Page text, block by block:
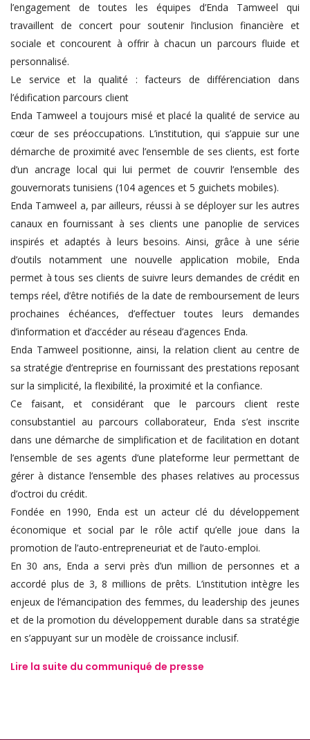
l’engagement de toutes les équipes d’Enda Tamweel qui
travaillent de concert pour soutenir l’inclusion financière et
sociale et concourent à offrir à chacun un parcours fluide et
personnalisé.
Le service et la qualité : facteurs de différenciation dans
l’édification parcours client
Enda Tamweel a toujours misé et placé la qualité de service au
cœur de ses préoccupations. L’institution, qui s’appuie sur une
démarche de proximité avec l’ensemble de ses clients, est forte
d’un ancrage local qui lui permet de couvrir l’ensemble des
gouvernorats tunisiens (104 agences et 5 guichets mobiles).
Enda Tamweel a, par ailleurs, réussi à se déployer sur les autres
canaux en fournissant à ses clients une panoplie de services
inspirés et adaptés à leurs besoins. Ainsi, grâce à une série
d’outils notamment une nouvelle application mobile, Enda
permet à tous ses clients de suivre leurs demandes de crédit en
temps réel, d’être notifiés de la date de remboursement de leurs
prochaines échéances, d’effectuer toutes leurs demandes
d’information et d’accéder au réseau d’agences Enda.
Enda Tamweel positionne, ainsi, la relation client au centre de
sa stratégie d’entreprise en fournissant des prestations reposant
sur la simplicité, la flexibilité, la proximité et la confiance.
Ce faisant, et considérant que le parcours client reste
consubstantiel au parcours collaborateur, Enda s’est inscrite
dans une démarche de simplification et de facilitation en dotant
l’ensemble de ses agents d’une plateforme leur permettant de
gérer à distance l’ensemble des phases relatives au processus
d’octroi du crédit.
Fondée en 1990, Enda est un acteur clé du développement
économique et social par le rôle actif qu’elle joue dans la
promotion de l’auto-entrepreneuriat et de l’auto-emploi.
En 30 ans, Enda a servi près d’un million de personnes et a
accordé plus de 3, 8 millions de prêts. L’institution intègre les
enjeux de l’émancipation des femmes, du leadership des jeunes
et de la promotion du développement durable dans sa stratégie
en s’appuyant sur un modèle de croissance inclusif.
Lire la suite du communiqué de presse